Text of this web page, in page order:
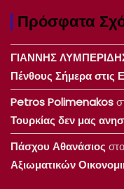
Πρόσφατα
ΓΙΑΝΝΗΣ
Πένθους Σήμερα στις
Petros Polimenakos
Τουρκίας δεν μας
Πάσχου Αθανάσιος στο
Αξιωματικών